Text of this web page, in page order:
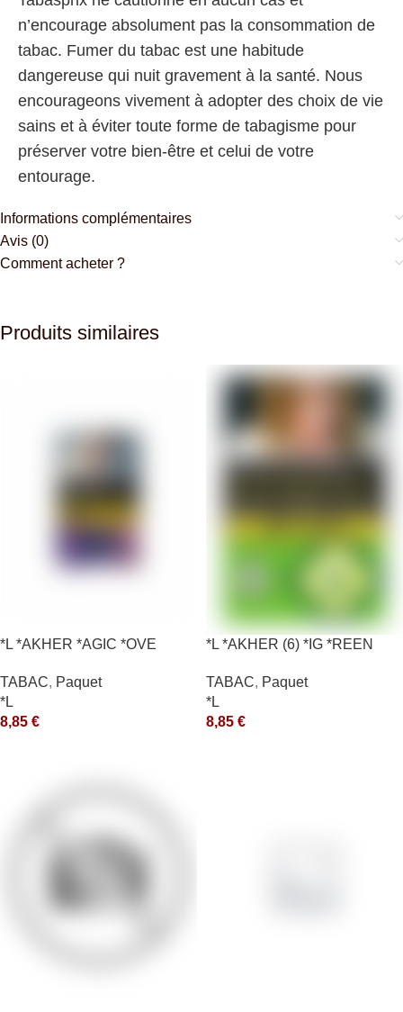
n’encourage absolument pas la consommation de
tabac. Fumer du tabac est une habitude
dangereuse qui nuit gravement à la santé. Nous
encourageons vivement à adopter des choix de vie
sains et à éviter toute forme de tabagisme pour
préserver votre bien-être et celui de votre
entourage.
Informations complémentaires
Avis (0)
Comment acheter ?
Produits similaires
*L *AKHER *AGIC *OVE
TABAC, Paquet
*L
8,85 €
*L *AKHER (6) *IG *REEN
TABAC, Paquet
*L
8,85 €